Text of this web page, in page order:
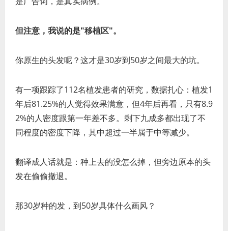
但注意，我说的是"移植区"。
你原生的头发呢？这才是30岁到50岁之间最大的坑。
有一项跟踪了112名植发患者的研究，数据扎心：植发1
年后81.25%的人觉得效果满意，但4年后再看，只有8.9
2%的人密度跟第一年差不多。剩下九成多都出现了不
同程度的密度下降，其中超过一半属于中等减少。
翻译成人话就是：种上去的没怎么掉，但旁边原本的头
发在偷偷撤退。
那30岁种的发，到50岁具体什么画风？